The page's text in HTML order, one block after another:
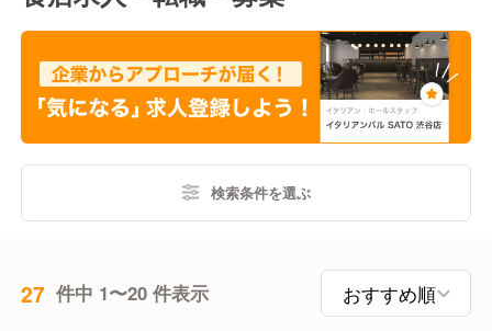
検索条件を選ぶ
27 件中 1〜20 件表示